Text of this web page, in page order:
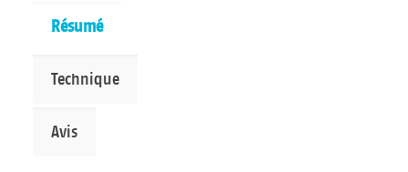
Résumé
Technique
Avis